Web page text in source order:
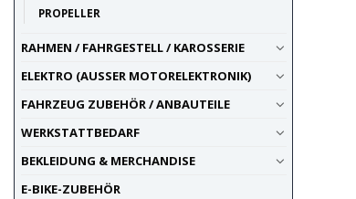
PROPELLER
RAHMEN / FAHRGESTELL / KAROSSERIE
ELEKTRO (AUSSER MOTORELEKTRONIK)
FAHRZEUG ZUBEHÖR / ANBAUTEILE
WERKSTATTBEDARF
BEKLEIDUNG & MERCHANDISE
E-BIKE-ZUBEHÖR